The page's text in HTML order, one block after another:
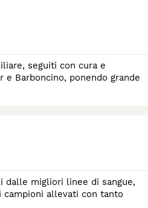
seguiti con cura e
e Barboncino, ponendo grande
dalle migliori linee di sangue,
allevati con tanto